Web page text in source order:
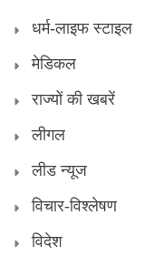
धर्म-लाइफ स्टाइल
मेडिकल
राज्यों की खबरें
लीगल
लीड न्यूज
विचार-विश्लेषण
विदेश